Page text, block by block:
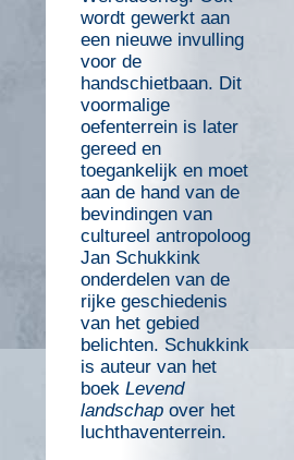
wordt gewerkt aan
een nieuwe invulling
voor de
handschietbaan. Dit
voormalige
oefenterrein is later
gereed en
toegankelijk en moet
aan de hand van de
bevindingen van
cultureel antropoloog
Jan Schukkink
onderdelen van de
rijke geschiedenis
van het gebied
belichten. Schukkink
is auteur van het
boek Levend
landschap over het
luchthaventerrein.